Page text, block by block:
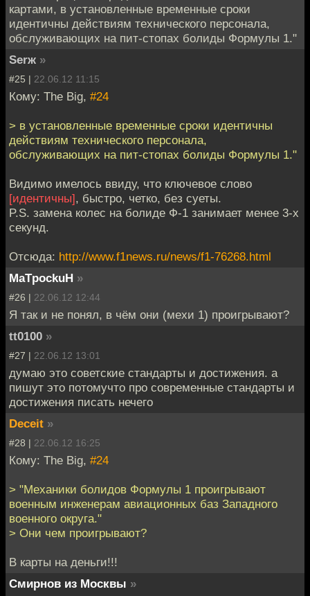
картами, в установленные временные сроки
идентичны действиям технического персонала,
обслуживающих на пит-стопах болиды Формулы 1."
Serж »
#25 | 22.06.12 11:15
Кому: The Big, #24
> в установленные временные сроки идентичны
действиям технического персонала,
обслуживающих на пит-стопах болиды Формулы 1."
Видимо имелось ввиду, что ключевое слово
[идентичны], быстро, четко, без суеты.
P.S. замена колес на болиде Ф-1 занимает менее 3-х
секунд.
Отсюда: http://www.f1news.ru/news/f1-76268.html
MaTpockuH »
#26 | 22.06.12 12:44
Я так и не понял, в чём они (мехи 1) проигрывают?
tt0100 »
#27 | 22.06.12 13:01
думаю это советские стандарты и достижения. а
пишут это потомучто про современные стандарты и
достижения писать нечего
Deceit »
#28 | 22.06.12 16:25
Кому: The Big, #24
> "Механики болидов Формулы 1 проигрывают
военным инженерам авиационных баз Западного
военного округа."
> Они чем проигрывают?
В карты на деньги!!!
Смирнов из Москвы »